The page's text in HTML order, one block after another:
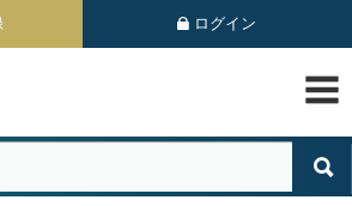
ログイン